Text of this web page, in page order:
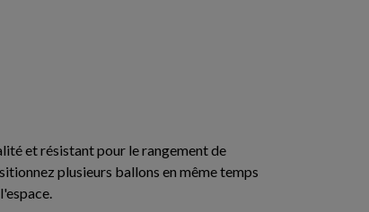
et résistant pour le rangement de
plusieurs ballons en même temps